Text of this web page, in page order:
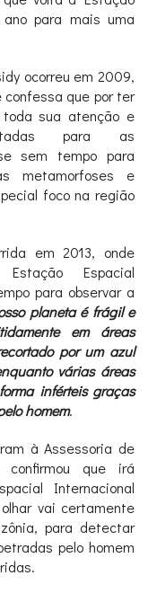
para mais uma
ocorreu em 2009,
confessa que por ter
sua atenção e
para as
sem tempo para
metamorfoses e
foco na região
em 2013, onde
Espacial
para observar a
planeta é frágil e
em áreas
por um azul
várias áreas
inférteis graças
homem.
à Assessoria de
confirmou que irá
Internacional
vai certamente
para detectar
pelo homem